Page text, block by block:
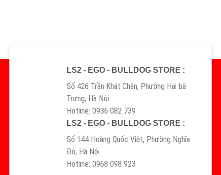
LS2 - EGO - BULLDOG STORE :
Số 426 Trần Khát Chân, Phường Hai bà
Trưng, Hà Nội
Hotline: 0936 082 739
LS2 - EGO - BULLDOG STORE :
Số 144 Hoàng Quốc Việt, Phường Nghĩa
Đô, Hà Nội
Hotline: 0968 098 923